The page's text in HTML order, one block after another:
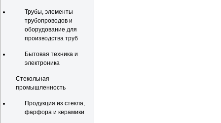
Трубы, элементы
трубопроводов и
оборудование для
производства труб
Бытовая техника и
электроника
Стекольная
промышленность
Продукция из стекла,
фарфора и керамики